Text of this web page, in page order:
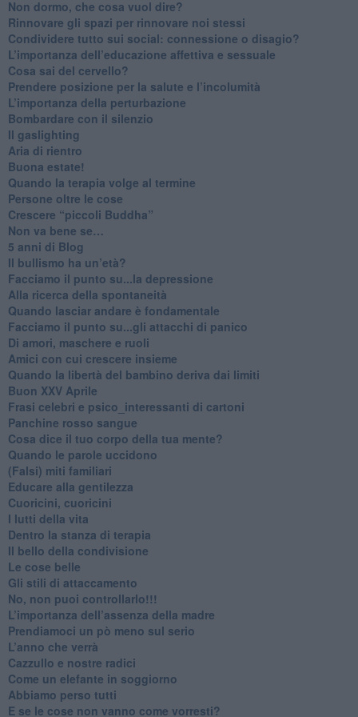
Non dormo, che cosa vuol dire?
​Rinnovare gli spazi per rinnovare noi stessi
​Condividere tutto sui social: connessione o disagio?
​L’importanza dell’educazione affettiva e sessuale
​Cosa sai del cervello?
Prendere posizione per la salute e l’incolumità
L’importanza della perturbazione
​Bombardare con il silenzio
Il gaslighting
Aria di rientro
Buona estate!
​Quando la terapia volge al termine
​Persone oltre le cose
​Crescere “piccoli Buddha”
Non va bene se…
​5 anni di Blog
​Il bullismo ha un’età?
Facciamo il punto su...la depressione
​Alla ricerca della spontaneità
​Quando lasciar andare è fondamentale
Facciamo il punto su...gli attacchi di panico
Di amori, maschere e ruoli
​Amici con cui crescere insieme
​Quando la libertà del bambino deriva dai limiti
Buon XXV Aprile
​Frasi celebri e psico_interessanti di cartoni
​Panchine rosso sangue
​Cosa dice il tuo corpo della tua mente?
​Quando le parole uccidono
​(Falsi) miti familiari
​Educare alla gentilezza
​Cuoricini, cuoricini
I lutti della vita
​Dentro la stanza di terapia
​Il bello della condivisione
Le cose belle
​Gli stili di attaccamento
No, non puoi controllarlo!!!
​L’importanza dell’assenza della madre
​Prendiamoci un pò meno sul serio
​L’anno che verrà
​Cazzullo e nostre radici
​Come un elefante in soggiorno
​Abbiamo perso tutti
E se le cose non vanno come vorresti?